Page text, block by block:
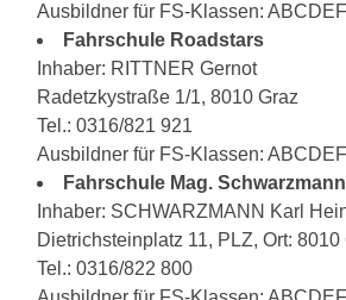
Ausbildner für FS-Klassen: ABCDEF
Fahrschule Roadstars
Inhaber: RITTNER Gernot
Radetzkystraße 1/1, 8010 Graz
Tel.: 0316/821 921
Ausbildner für FS-Klassen: ABCDEF
Fahrschule Mag. Schwarzmann
Inhaber: SCHWARZMANN Karl
Dietrichsteinplatz 11, PLZ, Ort: 8010
Tel.: 0316/822 800